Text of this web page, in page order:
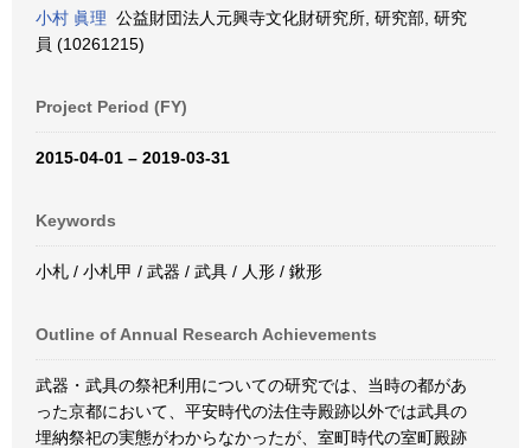
小村 眞理 公益財団法人元興寺文化財研究所, 研究部, 研究
員 (10261215)
Project Period (FY)
2015-04-01 – 2019-03-31
Keywords
小札 / 小札甲 / 武器 / 武具 / 人形 / 鍬形
Outline of Annual Research Achievements
武器・武具の祭祀利用についての研究では、当時の都があ
った京都において、平安時代の法住寺殿跡以外では武具の
埋納祭祀の実態がわからなかったが、室町時代の室町殿跡